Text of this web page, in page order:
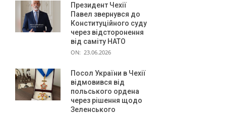
Президент Чехії
Павел звернувся до
Конституційного суду
через відсторонення
від саміту НАТО
ON: 23.06.2026
Посол України в Чехії
відмовився від
польського ордена
через рішення щодо
Зеленського